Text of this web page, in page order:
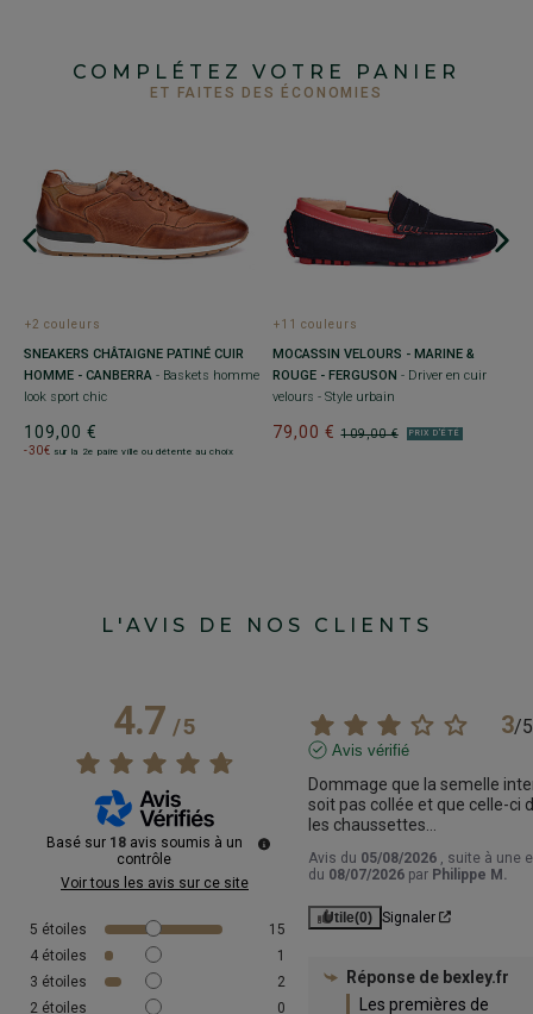
COMPLÉTEZ VOTRE PANIER
ET FAITES DES ÉCONOMIES
+2 couleurs
SNEAKERS CHÂTAIGNE PATINÉ CUIR
HOMME - CANBERRA - Baskets homme
look sport chic
109,00 €
-30€ sur la 2e paire ville ou détente au choix
+11 couleurs
MOCASSIN VELOURS - MARINE &
ROUGE - FERGUSON - Driver en cuir
velours - Style urbain
109,00 €
79,00 € PRIX D'ÉTÉ
L'AVIS DE NOS CLIENTS
4.7/5
Basé sur 18 avis soumis à un
contrôle
Voir tous les avis sur ce site
5 étoiles
15
4 étoiles
1
3 étoiles
2
2 étoiles 0
3/5
Avis vérifié
Dommage que la semelle
soit pas collée et que celle-ci
les chaussettes…
Avis du 05/08/2026 , suite à une
du 08/07/2026 par Philippe M.
Utile(0) Signaler
Réponse de bexley.fr
Les premières de